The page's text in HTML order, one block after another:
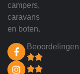
campers,
caravans
en boten.
Beoordelingen